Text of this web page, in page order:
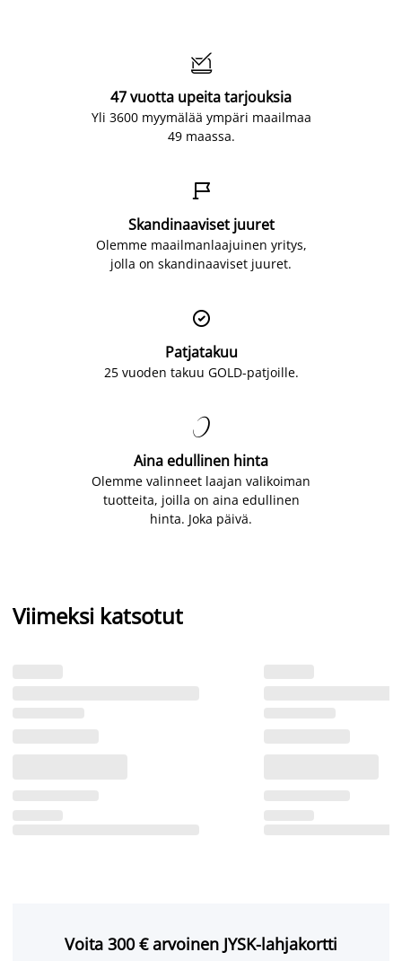

47 vuotta upeita tarjouksia
Yli 3600 myymälää ympäri maailmaa
49 maassa.

Skandinaaviset juuret
Olemme maailmanlaajuinen yritys,
jolla on skandinaaviset juuret.

Patjatakuu
25 vuoden takuu GOLD-patjoille.

Aina edullinen hinta
Olemme valinneet laajan valikoiman
tuotteita, joilla on aina edullinen
hinta. Joka päivä.
Viimeksi katsotut
Voita 300 € arvoinen JYSK-lahjakortti